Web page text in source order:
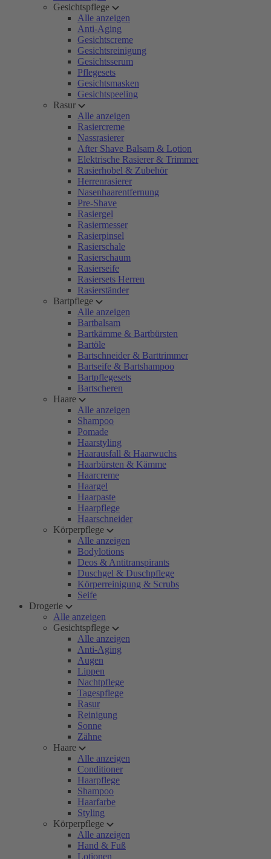
Gesichtspflege
Alle anzeigen
Anti-Aging
Gesichtscreme
Gesichtsreinigung
Gesichtsserum
Pflegesets
Gesichtsmasken
Gesichtspeeling
Rasur
Alle anzeigen
Rasiercreme
Nassrasierer
After Shave Balsam & Lotion
Elektrische Rasierer & Trimmer
Rasierhobel & Zubehör
Herrenrasierer
Nasenhaarentfernung
Pre-Shave
Rasiergel
Rasiermesser
Rasierpinsel
Rasierschale
Rasierschaum
Rasierseife
Rasiersets Herren
Rasierständer
Bartpflege
Alle anzeigen
Bartbalsam
Bartkämme & Bartbürsten
Bartöle
Bartschneider & Barttrimmer
Bartseife & Bartshampoo
Bartpflegesets
Bartscheren
Haare
Alle anzeigen
Shampoo
Pomade
Haarstyling
Haarausfall & Haarwuchs
Haarbürsten & Kämme
Haarcreme
Haargel
Haarpaste
Haarpflege
Haarschneider
Körperpflege
Alle anzeigen
Bodylotions
Deos & Antitranspirants
Duschgel & Duschpflege
Körperreinigung & Scrubs
Seife
Drogerie
Alle anzeigen
Gesichtspflege
Alle anzeigen
Anti-Aging
Augen
Lippen
Nachtpflege
Tagespflege
Rasur
Reinigung
Sonne
Zähne
Haare
Alle anzeigen
Conditioner
Haarpflege
Shampoo
Haarfarbe
Styling
Körperpflege
Alle anzeigen
Hand & Fuß
Lotionen